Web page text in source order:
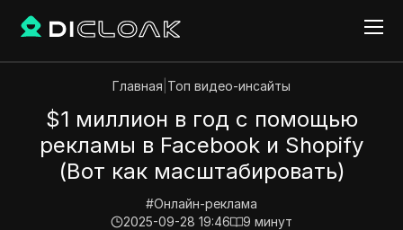
Главная Топ видео-инсайты
$1 миллион в год с помощью
рекламы в Facebook и Shopify
(Вот как масштабировать)
#Онлайн-реклама
2025-09-28 19:46
9 минут